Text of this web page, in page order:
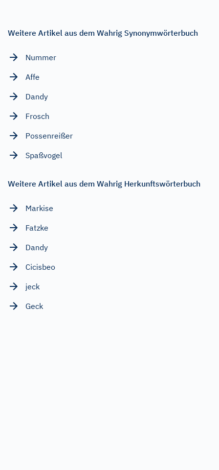
Weitere Artikel aus dem Wahrig Synonymwörterbuch
Nummer
Affe
Dandy
Frosch
Possenreißer
Spaßvogel
Weitere Artikel aus dem Wahrig Herkunftswörterbuch
Markise
Fatzke
Dandy
Cicisbeo
jeck
Geck